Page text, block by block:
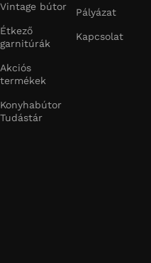
Vintage bútor
Étkező
garnitúrák
Akciós
termékek
Konyhabútor
Tudástár
Pályázat
Kapcsolat